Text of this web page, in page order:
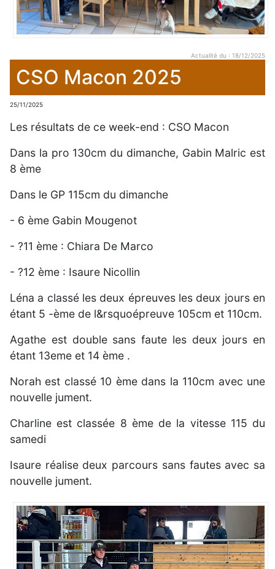
Actualité du : 18/12/2025
CSO Macon 2025
25/11/2025
Les résultats de ce week-end : CSO Macon
Dans la pro 130cm du dimanche, Gabin Malric est
8 ème
Dans le GP 115cm du dimanche
- 6 ème Gabin Mougenot
- ?11 ème : Chiara De Marco
- ?12 ème : Isaure Nicollin
Léna a classé les deux épreuves les deux jours en
étant 5 -ème de l&rsquoépreuve 105cm et 110cm.
Agathe est double sans faute les deux jours en
étant 13eme et 14 ème .
Norah est classé 10 ème dans la 110cm avec une
nouvelle jument.
Charline est classée 8 ème de la vitesse 115 du
samedi
Isaure réalise deux parcours sans fautes avec sa
nouvelle jument.